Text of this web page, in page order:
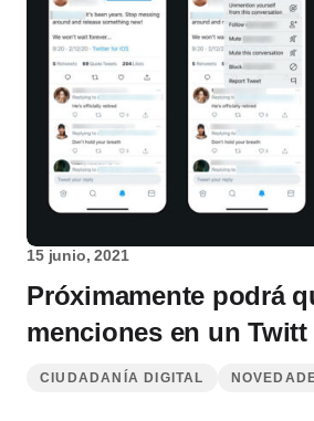
15 junio, 2021
Próximamente podrá
menciones en un
CIUDADANÍA DIGITAL